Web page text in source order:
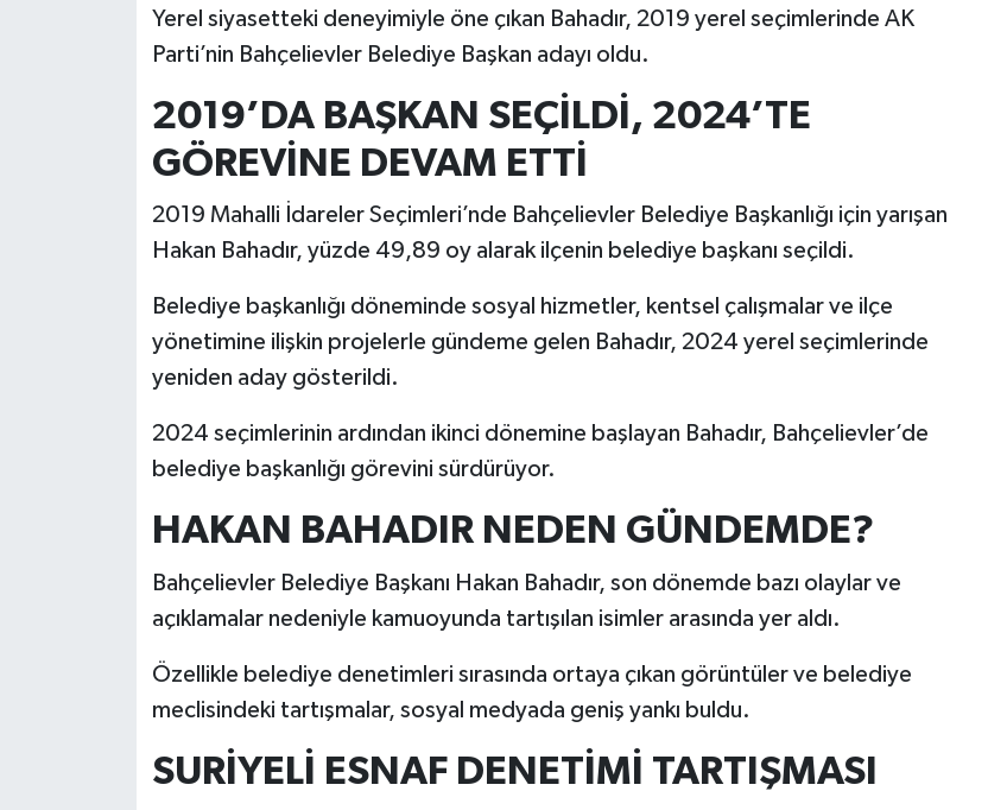
Yerel siyasetteki deneyimiyle öne çıkan Bahadır, 2019 yerel seçimlerinde AK
Parti’nin Bahçelievler Belediye Başkan adayı oldu.
2019’DA BAŞKAN SEÇİLDİ, 2024’TE
GÖREVİNE DEVAM ETTİ
2019 Mahalli İdareler Seçimleri’nde Bahçelievler Belediye Başkanlığı için yarışan
Hakan Bahadır, yüzde 49,89 oy alarak ilçenin belediye başkanı seçildi.
Belediye başkanlığı döneminde sosyal hizmetler, kentsel çalışmalar ve ilçe
yönetimine ilişkin projelerle gündeme gelen Bahadır, 2024 yerel seçimlerinde
yeniden aday gösterildi.
2024 seçimlerinin ardından ikinci dönemine başlayan Bahadır, Bahçelievler’de
belediye başkanlığı görevini sürdürüyor.
HAKAN BAHADIR NEDEN GÜNDEMDE?
Bahçelievler Belediye Başkanı Hakan Bahadır, son dönemde bazı olaylar ve
açıklamalar nedeniyle kamuoyunda tartışılan isimler arasında yer aldı.
Özellikle belediye denetimleri sırasında ortaya çıkan görüntüler ve belediye
meclisindeki tartışmalar, sosyal medyada geniş yankı buldu.
SURİYELİ ESNAF DENETİMİ TARTIŞMASI